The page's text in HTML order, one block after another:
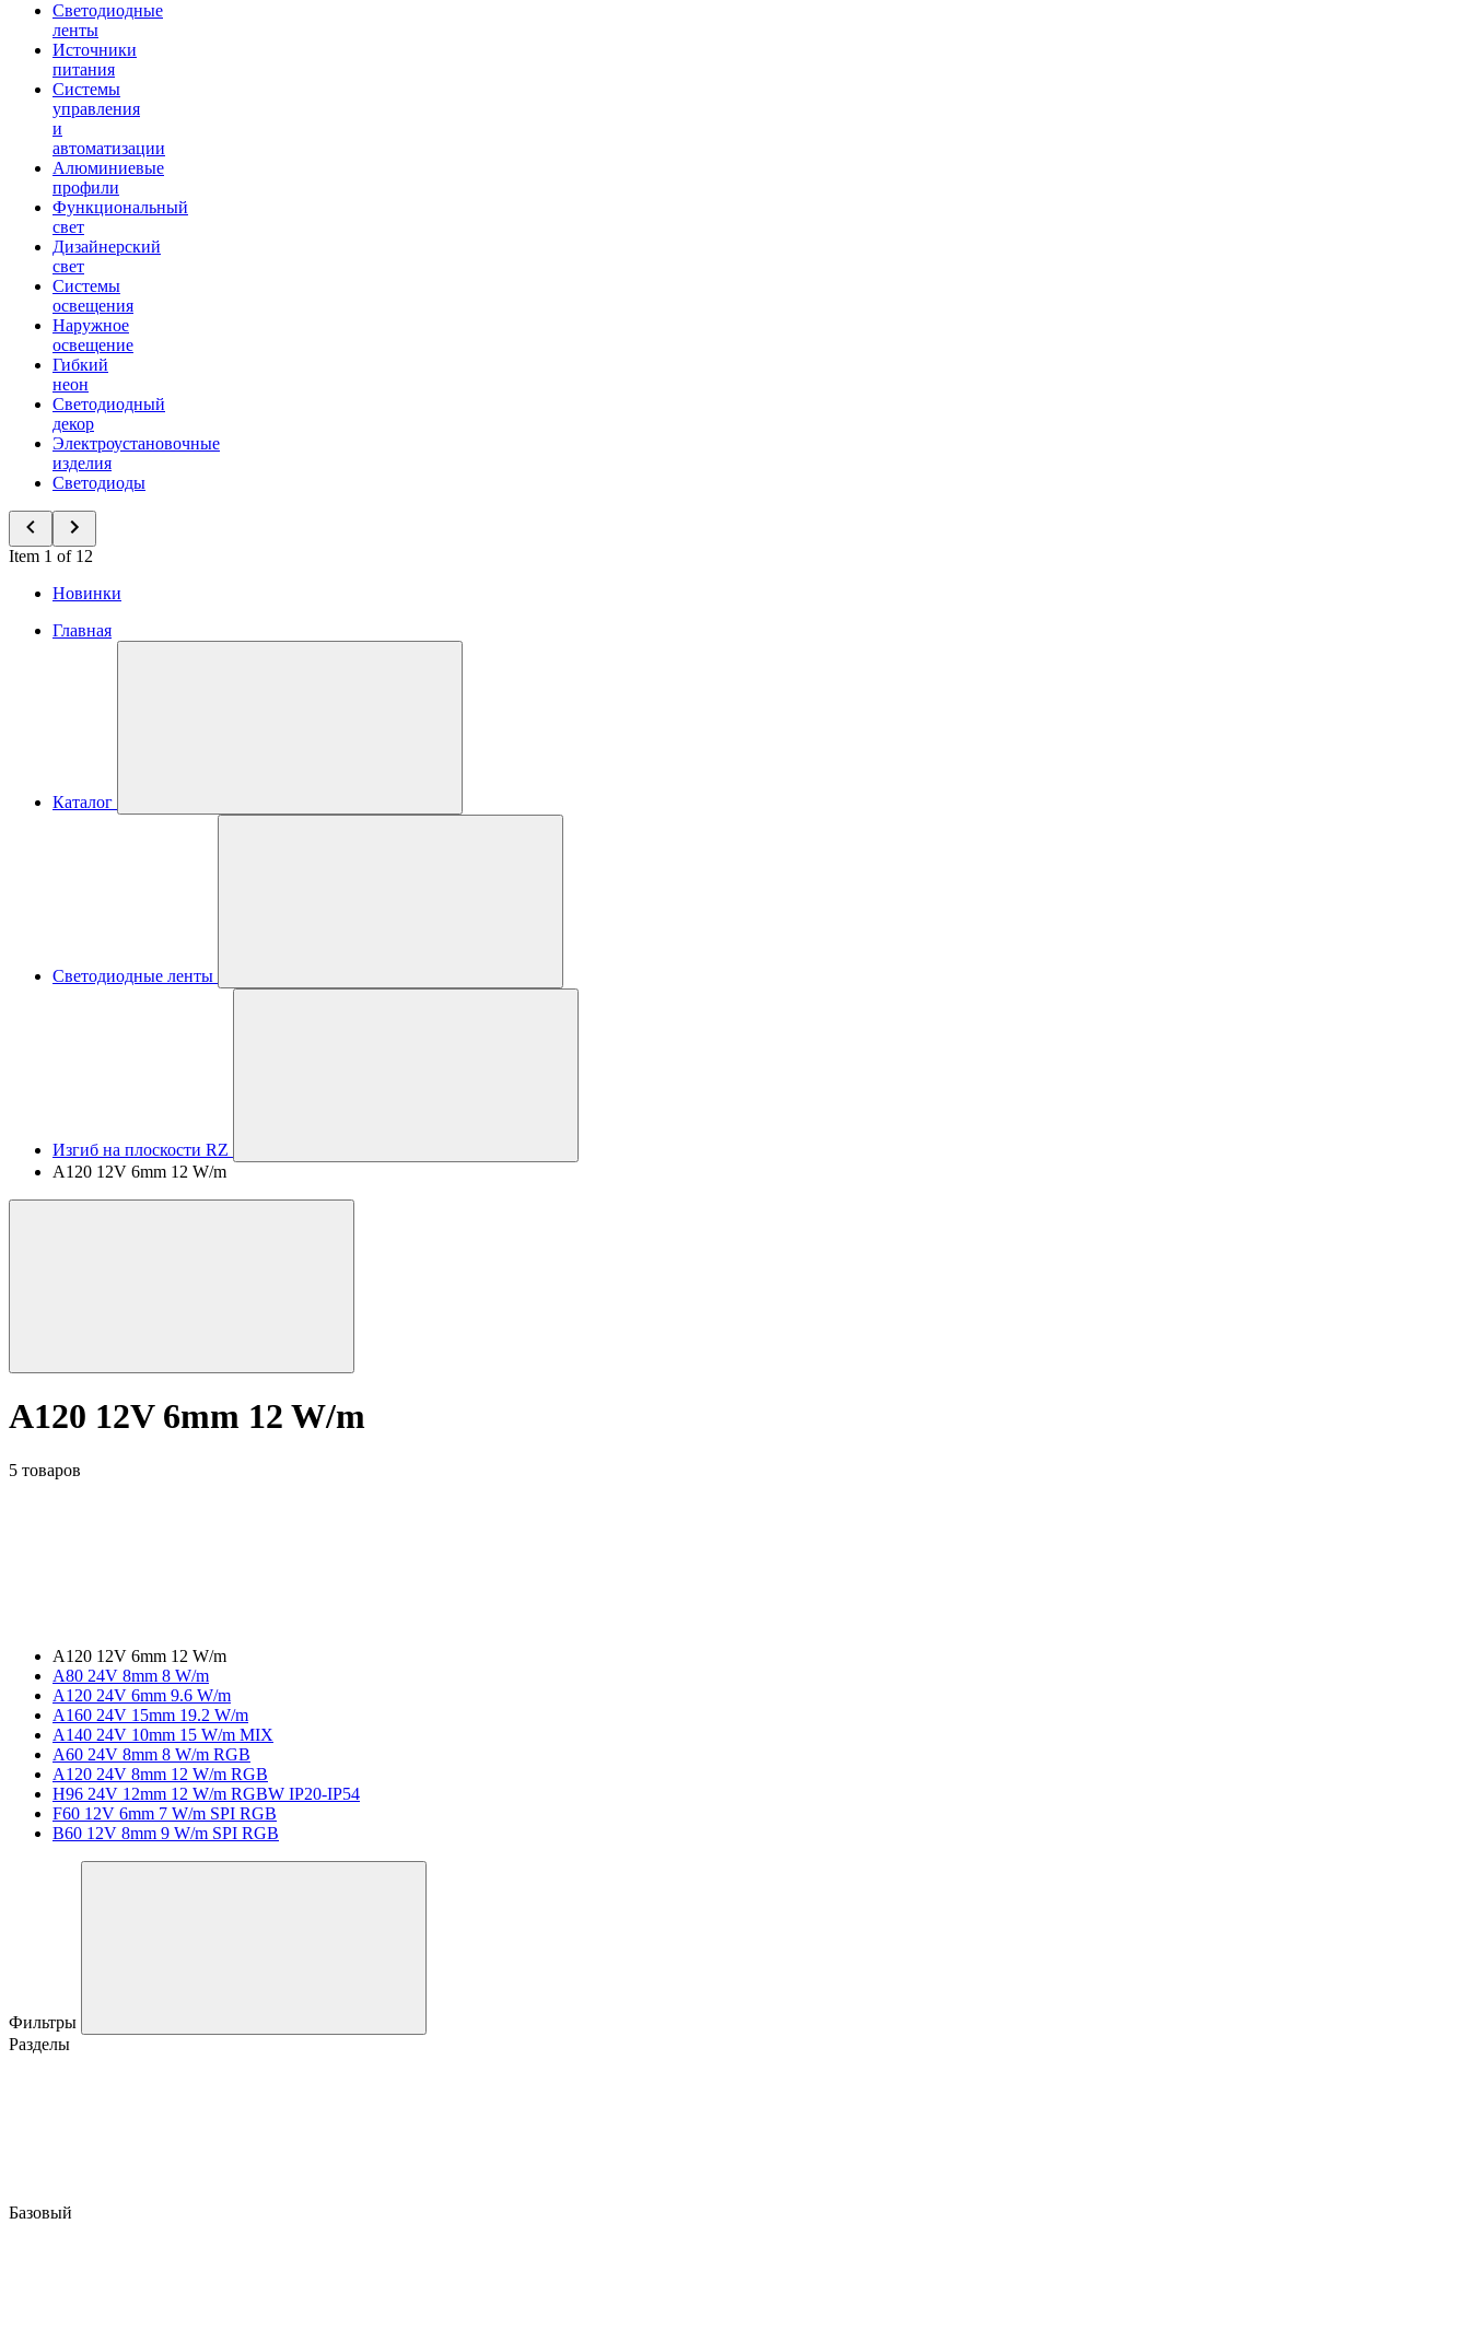
Светодиодные
ленты
Источники
питания
Системы
управления
и
автоматизации
Алюминиевые
профили
Функциональный
свет
Дизайнерский
свет
Системы
освещения
Наружное
освещение
Гибкий
неон
Светодиодный
декор
Электроустановочные
изделия
Светодиоды
Item 1 of 12
Новинки
Главная
Каталог
Светодиодные ленты
Изгиб на плоскости RZ
A120 12V 6mm 12 W/m
A120 12V 6mm 12 W/m
5 товаров
A120 12V 6mm 12 W/m
А80 24V 8mm 8 W/m
A120 24V 6mm 9.6 W/m
A160 24V 15mm 19.2 W/m
A140 24V 10mm 15 W/m MIX
A60 24V 8mm 8 W/m RGB
A120 24V 8mm 12 W/m RGB
H96 24V 12mm 12 W/m RGBW IP20-IP54
F60 12V 6mm 7 W/m SPI RGB
B60 12V 8mm 9 W/m SPI RGB
Фильтры
Разделы
Базовый